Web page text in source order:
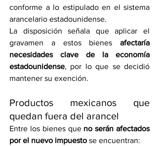
conforme a lo estipulado en el sistema
arancelario estadounidense.
La disposición señala que aplicar el
gravamen a estos bienes afectaría
necesidades clave de la economía
estadounidense, por lo que se decidió
mantener su exención.
Productos mexicanos que
quedan fuera del arancel
Entre los bienes que no serán afectados
por el nuevo impuesto se encuentran: